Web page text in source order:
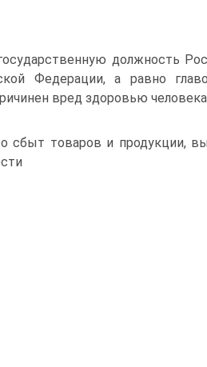
должность
Федерации, а равно
вред здоровью
сбыт товаров и продукции,